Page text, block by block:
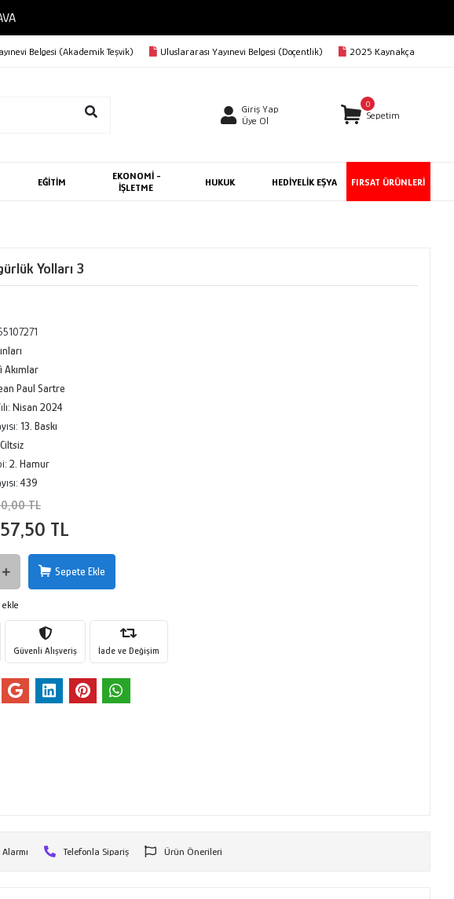
BEDAVA
Belgesi (Akademik Teşvik) Uluslararası Yayınevi Belgesi (Doçentlik) 2025 Kaynakça
Giriş Yap
Üye Ol
0
Sepetim
EĞİTİM
EKONOMİ -
İŞLETME
HUKUK HEDİYELİK EŞYA FIRSAT ÜRÜNLERİ
Yolları 3
Akımlar
Paul Sartre
Nisan 2024
13. Baskı
Ciltsiz
2. Hamur
439
TL
TL
Sepete Ekle
Güvenli Alışveriş İade ve Değişim
Telefonla Sipariş Ürün Önerileri